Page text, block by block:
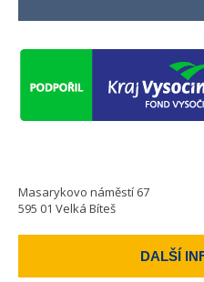
Masarykovo náměstí 67
595 01 Velká Bíteš
DALŠÍ